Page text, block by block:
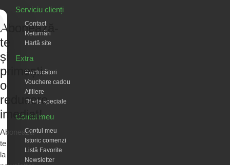
Serviciu clienți
Contact
Returnări
Hartă site
Extra
Producători
Vouchere cadou
Afiliere
Oferte speciale
Contul meu
Contul meu
Istoric comenzi
Listă Favorite
Newsletter
Abonează-
te
și
primești
o
reducere
imediat!
Abonează-
te
la